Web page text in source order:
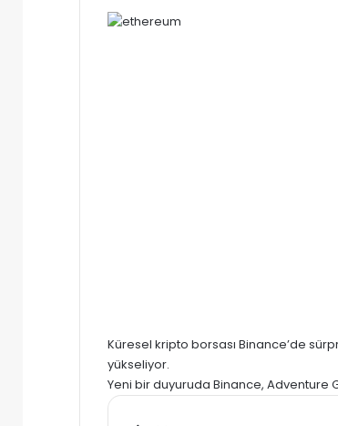
Küresel kripto borsası Binance’de
yükseliyor.
Yeni bir duyuruda Binance, Adventure